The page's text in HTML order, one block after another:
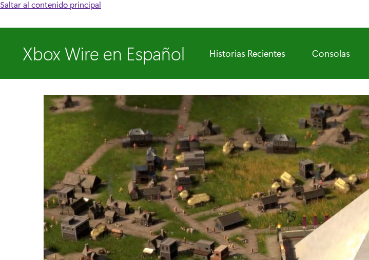
Saltar al contenido principal
Xbox Wire en Español Historias Recientes Consolas